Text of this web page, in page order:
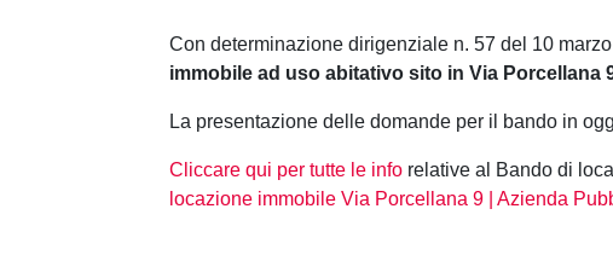
Con determinazione dirigenziale n. 57 del 10
immobile ad uso abitativo sito in Via Porcellana
La presentazione delle domande per il bando in
Cliccare qui per tutte le info relative al Bando di
locazione immobile Via Porcellana 9 | Azienda